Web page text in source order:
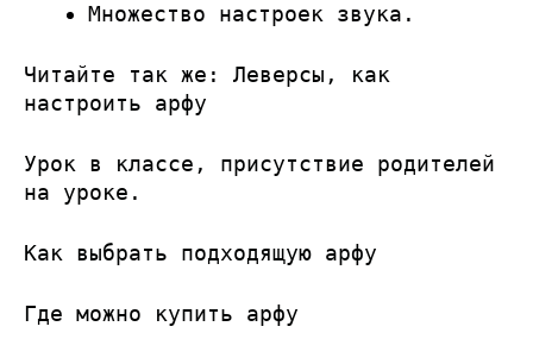
Множество настроек звука.
Читайте так же: Леверсы, как
настроить арфу
Урок в классе, присутствие родителей
на уроке.
Как выбрать подходящую арфу
Где можно купить арфу